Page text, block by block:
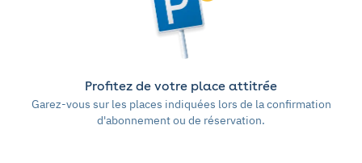
Profitez de votre place attitrée
Garez-vous sur les places indiquées lors de la confirmation
d'abonnement ou de réservation.